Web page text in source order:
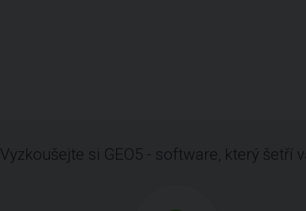
Vyzkoušejte si GEO5 - software, který šetří